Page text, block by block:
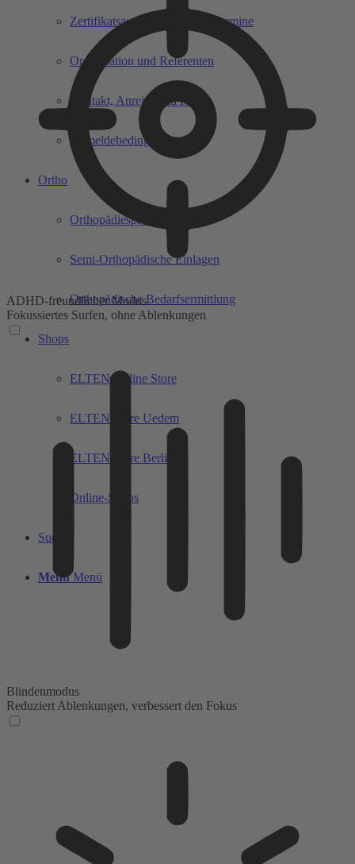
Zertifikatsausbildungen und Termine
Organisation und Referenten
Kontakt, Anreise und Hotel
Anmeldebedingungen
Ortho
Orthopädiesprechtag
Semi-Orthopädische Einlagen
Orthopädische Bedarfsermittlung
Shops
ELTEN Online Store
ELTEN Store Uedem
ELTEN Store Berlin
Online-Shops
Suche
Menü Menü
ADHD-freundlicher Modus
Fokussiertes Surfen, ohne Ablenkungen
Blindenmodus
Reduziert Ablenkungen, verbessert den Fokus